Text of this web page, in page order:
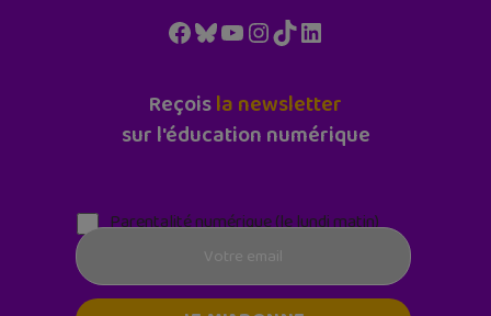
Facebook
Bluesky
YouTube
Instagram
TikTokLinkedIn
Reçoisla newsletter
sur l'éducation numérique
Parentalité numérique (le lundi matin)